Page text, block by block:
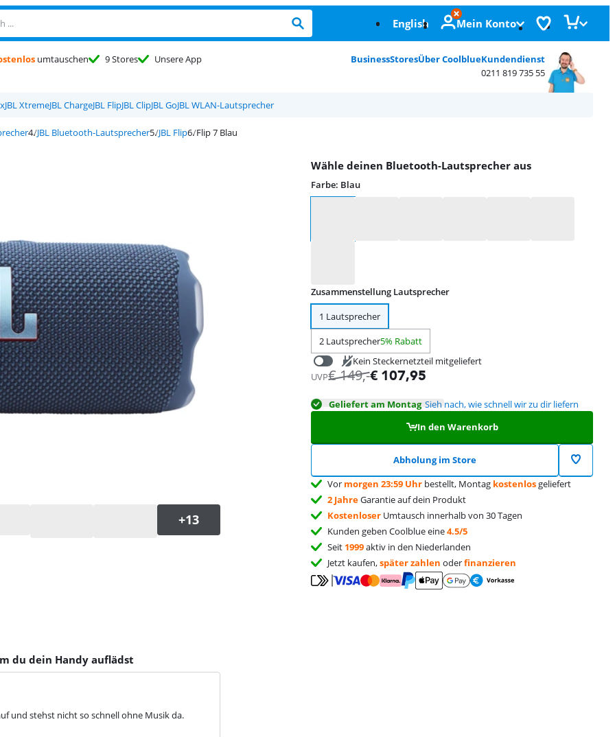
English Mein Konto
umtauschen 9 Stores
Unsere App
BusinessStoresÜber CoolblueKundendienst
0211 819 735 55
JBL XtremeJBL ChargeJBL FlipJBL ClipJBL GoJBL WLAN-Lautsprecher
JBL Bluetooth-Lautsprecher JBL Flip Flip 7 Blau
du dein Handy auflädst
und stehst nicht so schnell ohne Musik da.
Wähle deinen Bluetooth-Lautsprecher aus
Farbe: Blau
Zusammenstellung Lautsprecher
1 Lautsprecher
2 Lautsprecher5% Rabatt
Kein Steckernetzteil mitgeliefert
UVP€149,-€ 107,95
Geliefert am Montag Sieh nach, wie schnell wir zu dir liefern
In den Warenkorb
Abholung im Store
Vor morgen 23:59 Uhr bestellt, Montag kostenlosgeliefert
2 JahreGarantie auf dein Produkt
Kostenloser Umtausch innerhalb von 30 Tagen
Kunden geben Coolblue eine4.5/5
Seit 1999aktiv in den Niederlanden
Jetzt kaufen,später zahlen oderfinanzieren